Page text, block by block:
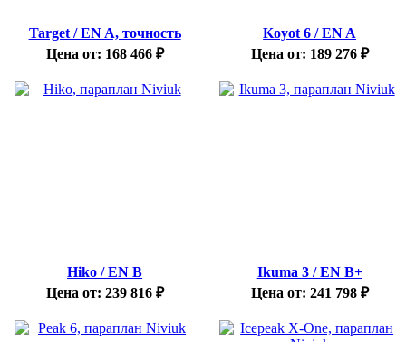
Target / EN A, точность
Цена от: 168 466₽
Koyot 6 / EN A
Цена от: 189 276₽
Hiko / EN B
Цена от: 239 816₽
Ikuma 3 / EN B+
Цена от: 241 798₽